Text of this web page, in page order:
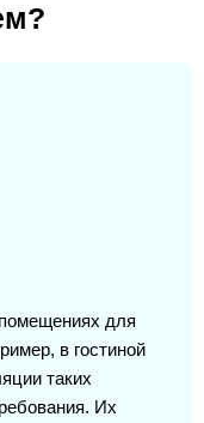
для
в гостиной
таких
Их